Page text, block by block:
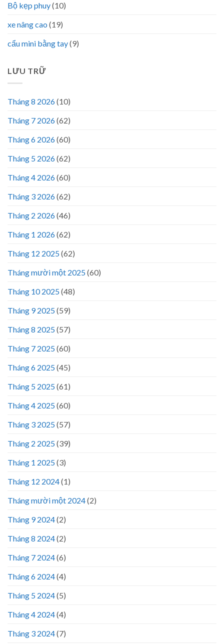
Bộ kẹp phuy(10)
xe nâng cao (19)
cẩu mini bằng tay(9)
LƯU TRỮ
Tháng 8 2026(10)
Tháng 7 2026(62)
Tháng 6 2026(60)
Tháng 5 2026(62)
Tháng 4 2026(60)
Tháng 3 2026(62)
Tháng 2 2026(46)
Tháng 1 2026(62)
Tháng 12 2025(62)
Tháng mười một 2025(60)
Tháng 10 2025(48)
Tháng 9 2025(59)
Tháng 8 2025(57)
Tháng 7 2025(60)
Tháng 6 2025(45)
Tháng 5 2025(61)
Tháng 4 2025(60)
Tháng 3 2025(57)
Tháng 2 2025(39)
Tháng 1 2025(3)
Tháng 12 2024(1)
Tháng mười một 2024(2)
Tháng 9 2024(2)
Tháng 8 2024(2)
Tháng 7 2024(6)
Tháng 6 2024(4)
Tháng 5 2024(5)
Tháng 4 2024(4)
Tháng 3 2024(7)